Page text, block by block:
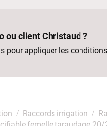
ou client Christaud ?
pour appliquer les
Raccords irrigation